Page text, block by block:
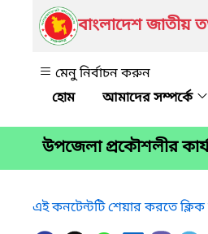
বাংলাদেশ জাতীয়
মেনু নির্বাচন করুন
আমাদের সম্পর্কে
উপজেলা প্রকৌশলীর
এই কনটেন্টটি শেয়ার করতে